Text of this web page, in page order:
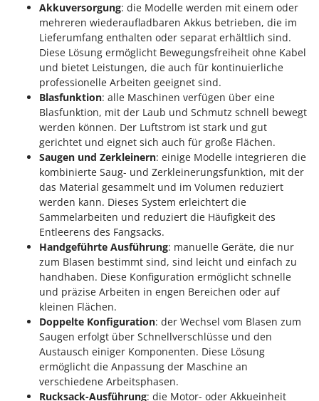
Akkuversorgung: die Modelle werden mit einem oder
mehreren wiederaufladbaren Akkus betrieben, die im
Lieferumfang enthalten oder separat erhältlich sind.
Diese Lösung ermöglicht Bewegungsfreiheit ohne Kabel
und bietet Leistungen, die auch für kontinuierliche
professionelle Arbeiten geeignet sind.
Blasfunktion: alle Maschinen verfügen über eine
Blasfunktion, mit der Laub und Schmutz schnell bewegt
werden können. Der Luftstrom ist stark und gut
gerichtet und eignet sich auch für große Flächen.
Saugen und Zerkleinern: einige Modelle integrieren die
kombinierte Saug- und Zerkleinerungsfunktion, mit der
das Material gesammelt und im Volumen reduziert
werden kann. Dieses System erleichtert die
Sammelarbeiten und reduziert die Häufigkeit des
Entleerens des Fangsacks.
Handgeführte Ausführung: manuelle Geräte, die nur
zum Blasen bestimmt sind, sind leicht und einfach zu
handhaben. Diese Konfiguration ermöglicht schnelle
und präzise Arbeiten in engen Bereichen oder auf
kleinen Flächen.
Doppelte Konfiguration: der Wechsel vom Blasen zum
Saugen erfolgt über Schnellverschlüsse und den
Austausch einiger Komponenten. Diese Lösung
ermöglicht die Anpassung der Maschine an
verschiedene Arbeitsphasen.
Rucksack-Ausführung: die Motor- oder Akkueinheit